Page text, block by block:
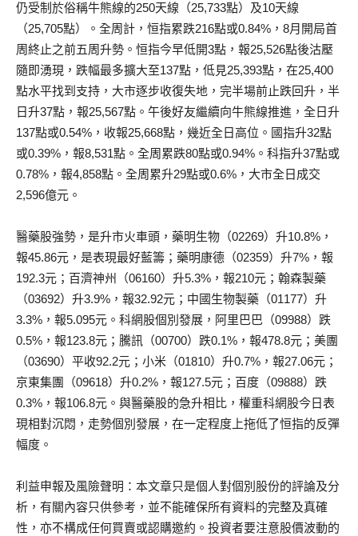
仍受制於俗稱牛熊線的250天線（25,733點）及10天線
（25,705點）。全周計，恒指累跌216點或0.84%，8月開局首
周終止之前五周升勢。恒指今早低開3點，報25,526點後沽壓
隨即湧現，跌幅最多擴大至137點，低見25,393點，在25,400
點水平找到支持，大市逐步收復失地，完半場前止跌回升，半
日升37點，報25,567點。午後好友繼續向牛熊線推進，全日升
137點或0.54%，收報25,668點，幾近全日高位。國指升32點
或0.39%，報8,531點。全周累跌80點或0.94%。科指升37點或
0.78%，報4,858點。全周累升29點或0.6%，大市全日成交
2,596億元。
醫藥股強勢，是升市火車頭，藥明生物（02269）升10.8%，
報45.86元，是表現最好藍籌；藥明康德（02359）升7%，報
192.3元；百濟神州（06160）升5.3%，報210元；翰森製藥
（03692）升3.9%，報32.92元；中國生物製藥（01177）升
3.3%，報5.095元。科網股個別發展，阿里巴巴（09988）跌
0.5%，報123.8元；騰訊（00700）跌0.1%，報478.8元；美團
（03690）平收92.2元；小米（01810）升0.7%，報27.06元；
京東集團（09618）升0.2%，報127.5元；百度（09888）跌
0.3%，報106.8元。與醫藥股的急升相比，權重科網股今日表
現相對沉悶，走勢個別發展，在一定程度上拖低了恒指的反彈
幅度。
利益申報及風險聲明：本文章只是個人對個別股份的評論及分
析，有關內容只供參考，並不能確保所有資料的完整及真確
性，亦不構成任何買賣或認購邀約。投資者要注意股價波動的